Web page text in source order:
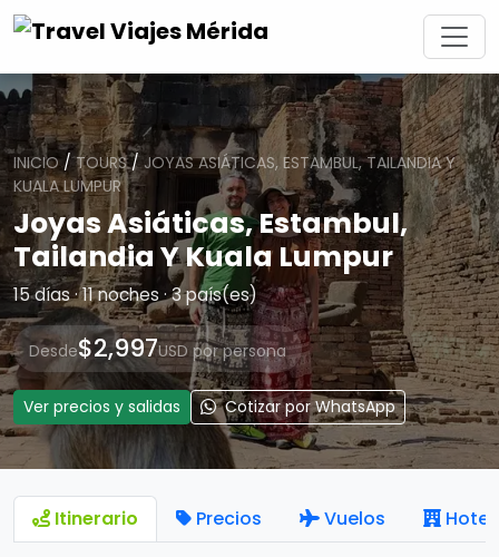
INICIO/TOURS/JOYAS ASIÁTICAS, ESTAMBUL, TAILANDIA Y
KUALA LUMPUR
Joyas Asiáticas, Estambul,
Tailandia Y Kuala Lumpur
15 días · 11 noches · 3 país(es)
Desde$2,997USD por persona
Ver precios y salidas Cotizar por WhatsApp
Itinerario Precios Vuelos